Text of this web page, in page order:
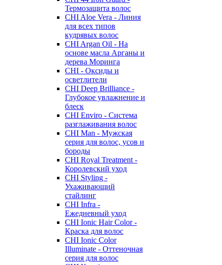
Термозащита волос
CHI Aloe Vera - Линия
для всех типов
кудрявых волос
CHI Argan Oil - На
основе масла Арганы и
дерева Моринга
CHI - Оксиды и
осветлители
CHI Deep Brilliance -
Глубокое увлажнение и
блеск
CHI Enviro - Система
разглаживания волос
CHI Man - Мужская
серия для волос, усов и
бороды
CHI Royal Treatment -
Королевский уход
CHI Styling -
Ухаживающий
стайлинг
CHI Infra -
Ежедневный уход
CHI Ionic Hair Color -
Краска для волос
CHI Ionic Color
Illuminate - Оттеночная
серия для волос